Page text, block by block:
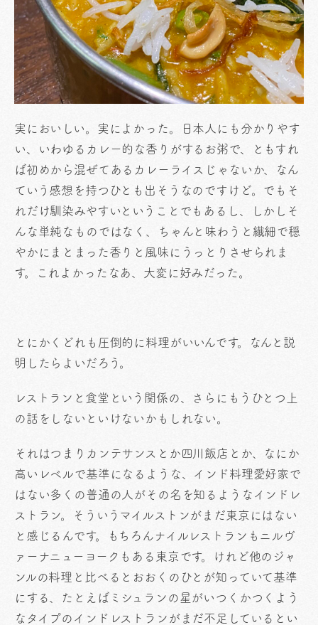
実においしい。実によかった。日本人にも分かりやす
い、いわゆるカレー的な香りがするお粥で、ともすれ
ば初めから混ぜてあるカレーライスじゃないか、なん
ていう感想を持つひとも出そうなのですけど。でもそ
れだけ馴染みやすいということでもあるし、しかしそ
んな単純なものではなく、ちゃんと味わうと繊細で穏
やかにまとまった香りと風味にうっとりさせられま
す。これよかったなあ、大変に好みだった。
とにかくどれも圧倒的に料理がいいんです。なんと説
明したらよいだろう。
レストランと食堂という関係の、さらにもうひとつ上
の話をしないといけないかもしれない。
それはつまりカンテサンスとか四川飯店とか、なにか
高いレベルで基準になるような、インド料理愛好家で
はない多くの普通の人がその名を知るようなインドレ
ストラン。そういうマイルストンがまだ東京にはない
と感じるんです。もちろんナイルレストランもニルヴ
ァーナニューヨークもある東京です。けれど他のジャ
ンルの料理と比べるとおおくのひとが知っていて基準
にする、たとえばミシュランの星がいつくかつくよう
なタイプのインドレストランがまだ不足しているとい